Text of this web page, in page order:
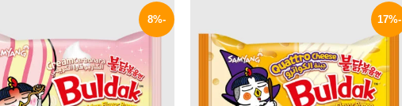
-17%
155 EGP.
129 EGP.
-8%
140 EGP.
129 EGP.